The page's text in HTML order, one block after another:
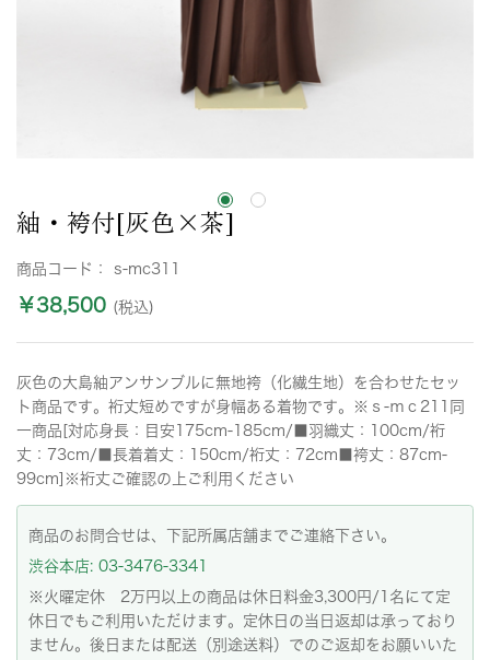
紬・袴付[灰色×茶]
商品コード： s-mc311
￥38,500 (税込)
灰色の大島紬アンサンブルに無地袴（化繊生地）を合わせたセッ
ト商品です。裄丈短めですが身幅ある着物です。※ｓ-ｍｃ211同
一商品[対応身長：目安175cm-185cm/■羽織丈：100cm/裄
丈：73cm/■長着着丈：150cm/裄丈：72cm■袴丈：87cm-
99cm]※裄丈ご確認の上ご利用ください
商品のお問合せは、下記所属店舗までご連絡下さい。
渋谷本店: 03-3476-3341
※火曜定休 2万円以上の商品は休日料金3,300円/1名にて定
休日でもご利用いただけます。定休日の当日返却は承っており
ません。後日または配送（別途送料）でのご返却をお願いいた